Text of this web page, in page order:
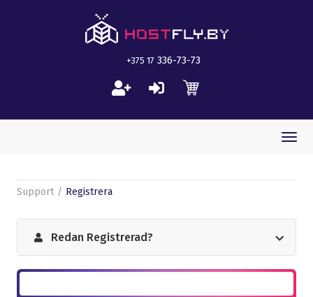
+375 17 336-73-73
Support Registrera
Redan Registrerad?